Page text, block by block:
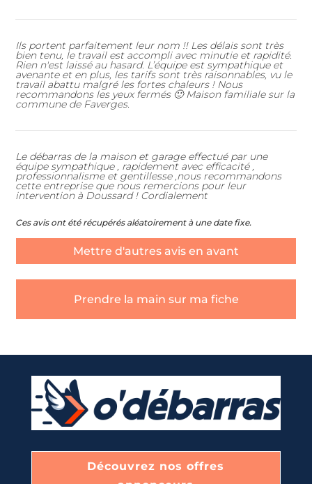
Ils portent parfaitement leur nom !! Les délais sont très
bien tenu, le travail est accompli avec minutie et rapidité.
Rien n'est laissé au hasard. L’équipe est sympathique et
avenante et en plus, les tarifs sont très raisonnables, vu le
travail abattu malgré les fortes chaleurs ! Nous
recommandons les yeux fermés 🙂 Maison familiale sur la
commune de Faverges.
Le débarras de la maison et garage effectué par une
équipe sympathique , rapidement avec efficacité ,
professionnalisme et gentillesse ,nous recommandons
cette entreprise que nous remercions pour leur
intervention à Doussard ! Cordialement
Ces avis ont été récupérés aléatoirement à une date fixe.
Mettre d'autres avis en avant
Prendre la main sur ma fiche
Découvrez nos offres
Quel type de débarras souhaitez-vous ?
DÉBARRAS DE MAISONS ET APPARTEMENTS
D'ENTREPRISES ET DE LOCAUX
ENLÈVEMENT D'ENCOMBRANTS ET DE DÉCHETS
LIVRAISON ET INSTALLATION DE NOUVEAUX MEUBLES.
Nom & Prénom*
d
S
t
a
Envoyer la demande